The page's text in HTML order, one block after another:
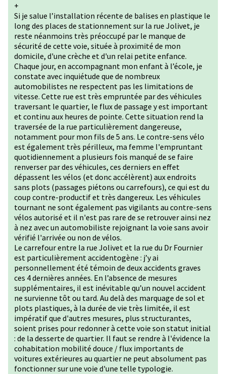
+
Si je salue l’installation récente de balises en plastique le
long des places de stationnement sur la rue Jolivet, je
reste néanmoins très préoccupé par le manque de
sécurité de cette voie, située à proximité de mon
domicile, d'une crèche et d'un relai petite enfance.
Chaque jour, en accompagnant mon enfant à l’école, je
constate avec inquiétude que de nombreux
automobilistes ne respectent pas les limitations de
vitesse. Cette rue est très empruntée par des véhicules
traversant le quartier, le flux de passage y est important
et continu aux heures de pointe. Cette situation rend la
traversée de la rue particulièrement dangereuse,
notamment pour mon fils de 5 ans. Le contre-sens vélo
est également très périlleux, ma femme l'empruntant
quotidiennement a plusieurs fois manqué de se faire
renverser par des véhicules, ces derniers en effet
dépassent les vélos (et donc accélèrent) aux endroits
sans plots (passages piétons ou carrefours), ce qui est du
coup contre-productif et très dangereux. Les véhicules
tournant ne sont également pas vigilants au contre-sens
vélos autorisé et il n'est pas rare de se retrouver ainsi nez
à nez avec un automobiliste rejoignant la voie sans avoir
vérifié l'arrivée ou non de vélos.
Le carrefour entre la rue Jolivet et la rue du Dr Fournier
est particulièrement accidentogène : j’y ai
personnellement été témoin de deux accidents graves
ces 4 dernières années. En l’absence de mesures
supplémentaires, il est inévitable qu’un nouvel accident
ne survienne tôt ou tard. Au delà des marquage de sol et
plots plastiques, à la durée de vie très limitée, il est
impératif que d'autres mesures, plus structurantes,
soient prises pour redonner à cette voie son statut initial
: de la desserte de quartier. Il faut se rendre à l'évidence la
cohabitation mobilité douce / flux importants de
voitures extérieures au quartier ne peut absolument pas
fonctionner sur une voie d'une telle typologie.